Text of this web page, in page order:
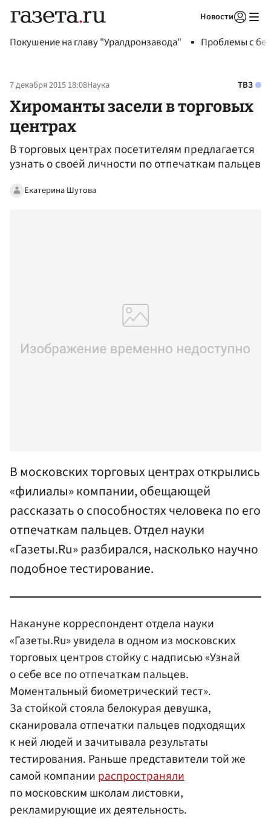
Новости
Покушение на главу "Уралдронзавода" Проблемы с
7 декабря 2015 18:08Наука ТВЗ
Хироманты засели в торговых
центрах
В торговых центрах посетителям предлагается
узнать о своей личности по отпечаткам пальцев
Екатерина Шутова
В московских торговых центрах открылись
«филиалы» компании, обещающей
рассказать о способностях человека по его
отпечаткам пальцев. Отдел науки
«Газеты.Ru» разбирался, насколько научно
подобное тестирование.
Накануне корреспондент отдела науки
«Газеты.Ru» увидела в одном из московских
торговых центров стойку с надписью «Узнай
о себе все по отпечаткам пальцев.
Моментальный биометрический тест».
За стойкой стояла белокурая девушка,
сканировала отпечатки пальцев подходящих
к ней людей и зачитывала результаты
тестирования. Раньше представители той же
самой компании распространяли
по московским школам листовки,
рекламирующие их деятельность.